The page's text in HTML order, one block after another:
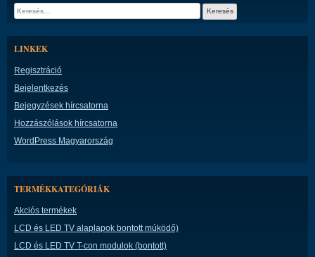
Keresés:
LINKEK
Regisztráció
Bejelentkezés
Bejegyzések hírcsatorna
Hozzászólások hírcsatorna
WordPress Magyarország
TERMÉKKATEGÓRIÁK
Akciós termékek
LCD és LED TV alaplapok bontott múködő)
LCD és LED TV T-con modulok (bontott)